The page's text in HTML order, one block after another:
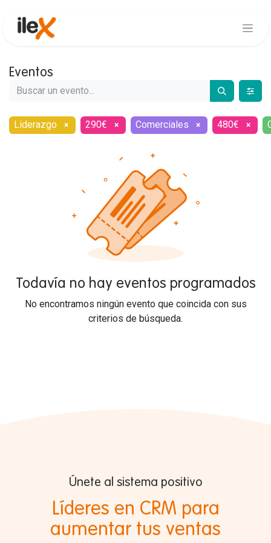
Eventos
Liderazgo × 290€ × Comerciales × 480€ ×
Todavía no hay eventos programados
No encontramos ningún evento que coincida con sus
criterios de búsqueda.
Únete al sistema positivo
Líderes en CRM para
aumentar tus ventas